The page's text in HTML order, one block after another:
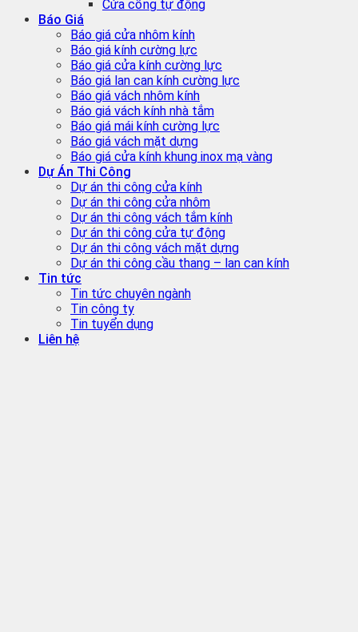
Cửa cổng tự động
Báo Giá
Báo giá cửa nhôm kính
Báo giá kính cường lực
Báo giá cửa kính cường lực
Báo giá lan can kính cường lực
Báo giá vách nhôm kính
Báo giá vách kính nhà tắm
Báo giá mái kính cường lực
Báo giá vách mặt dựng
Báo giá cửa kính khung inox mạ vàng
Dự Án Thi Công
Dự án thi công cửa kính
Dự án thi công cửa nhôm
Dự án thi công vách tắm kính
Dự án thi công cửa tự động
Dự án thi công vách mặt dựng
Dự án thi công cầu thang – lan can kính
Tin tức
Tin tức chuyên ngành
Tin công ty
Tin tuyển dụng
Liên hệ